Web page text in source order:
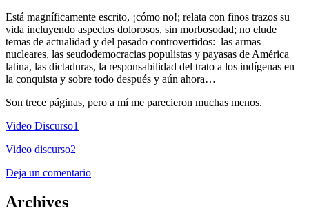
Está magníficamente escrito, ¡cómo no!; relata con finos trazos su
vida incluyendo aspectos dolorosos, sin morbosodad; no elude
temas de actualidad y del pasado controvertidos: las armas
nucleares, las seudodemocracias populistas y payasas de América
latina, las dictaduras, la responsabilidad del trato a los indígenas en
la conquista y sobre todo después y aún ahora…
Son trece páginas, pero a mí me parecieron muchas menos.
Video Discurso1
Video discurso2
Deja un comentario
Archives